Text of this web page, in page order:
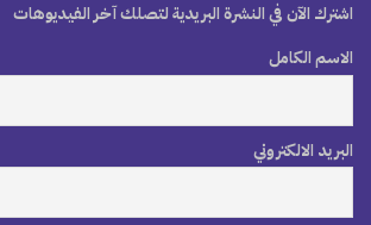
اشترك الآن في النشرة البريدية لتصلك آخر الفيديوهات
الاسم الكامل
البريد الالكتروني